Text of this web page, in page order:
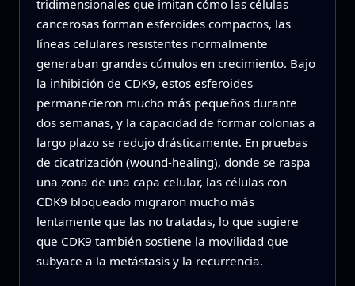
tridimensionales que imitan cómo las células
cancerosas forman esferoides compactos, las
líneas celulares resistentes normalmente
generaban grandes cúmulos en crecimiento. Bajo
la inhibición de CDK9, estos esferoides
permanecieron mucho más pequeños durante
dos semanas, y la capacidad de formar colonias a
largo plazo se redujo drásticamente. En pruebas
de cicatrización (wound‑healing), donde se raspa
una zona de una capa celular, las células con
CDK9 bloqueado migraron mucho más
lentamente que las no tratadas, lo que sugiere
que CDK9 también sostiene la movilidad que
subyace a la metástasis y la recurrencia.